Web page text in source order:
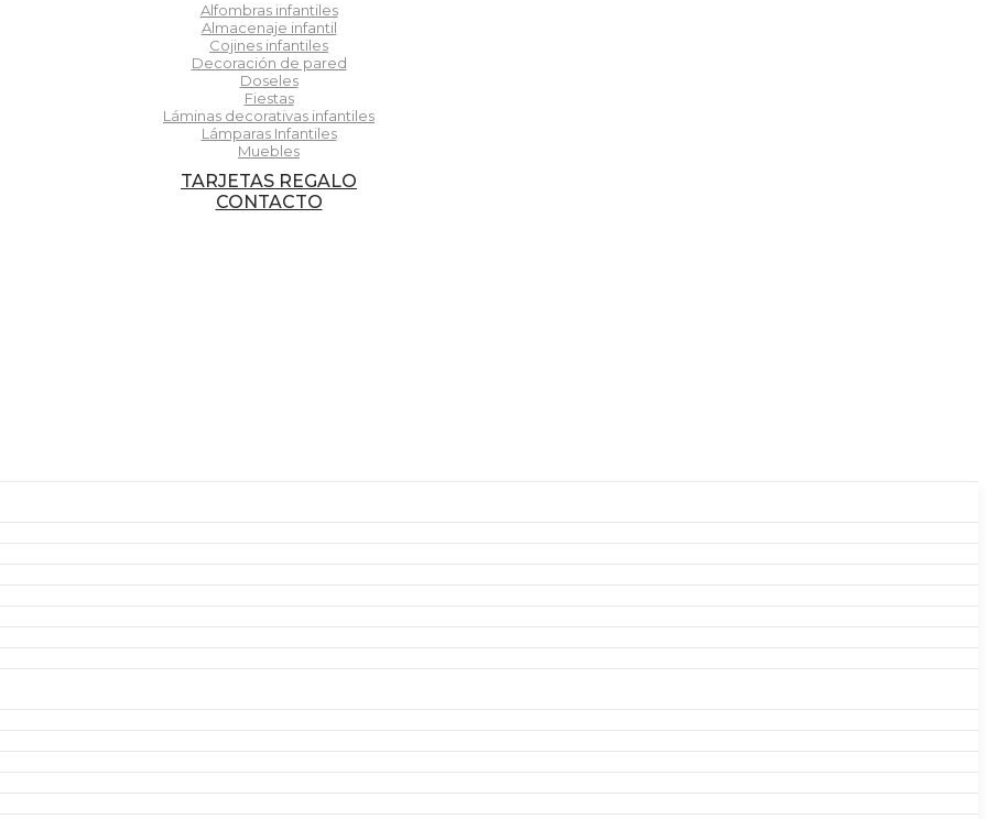
Alfombras infantiles
Almacenaje infantil
Cojines infantiles
Decoración de pared
Doseles
Fiestas
Láminas decorativas infantiles
Lámparas Infantiles
Muebles
TARJETAS REGALO
CONTACTO